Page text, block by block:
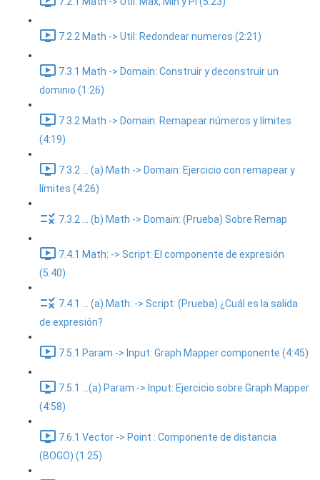
7.2.2 Math -> Util: Redondear numeros (2:21)
7.3.1 Math -> Domain: Construir y deconstruir un
dominio (1:26)
7.3.2 Math -> Domain: Remapear números y límites
(4:19)
7.3.2 ... (a) Math -> Domain: Ejercicio con remapear y
límites (4:26)
7.3.2 ... (b) Math -> Domain: (Prueba) Sobre Remap
7.4.1 Math: -> Script: El componente de expresión
(5:40)
7.4.1 ... (a) Math: -> Script: (Prueba) ¿Cuál es la salida
de expresión?
7.5.1 Param -> Input: Graph Mapper componente (4:45)
7.5.1 ...(a) Param -> Input: Ejercicio sobre Graph Mapper
(4:58)
7.6.1 Vector -> Point : Componente de distancia
(BOGO) (1:25)